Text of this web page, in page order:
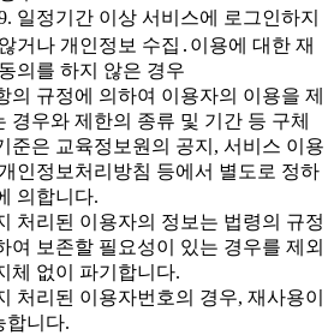
일정기간 이상 서비스에 로그인하지
않거나 개인정보 수집․이용에 대한 재
동의를 하지 않은 경우
규정에 의하여 이용자의 이용을 제
경우와 제한의 종류 및 기간 등 구체
준은 교육정보원의 공지, 서비스 이용
인정보처리방침 등에서 별도로 정하
의합니다.
처리된 이용자의 정보는 법령의 규정
여 보존할 필요성이 있는 경우를 제외
체 없이 파기합니다.
처리된 이용자번호의 경우, 재사용이
합니다.